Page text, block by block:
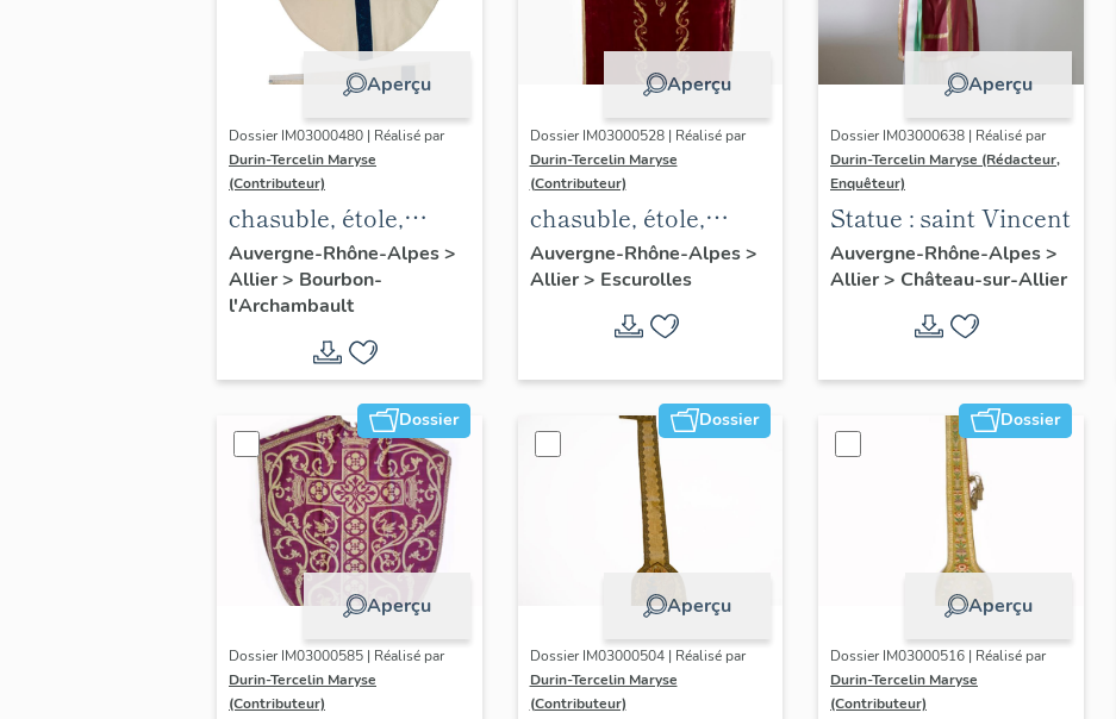
Aperçu
Dossier IM03000480 | Réalisé par
Durin-Tercelin Maryse
(Contributeur)
chasuble, étole,
ornement blanc n°2
Auvergne-Rhône-Alpes>
Allier> Bourbon-
l'Archambault
Aperçu
Dossier IM03000528 | Réalisé par
Durin-Tercelin Maryse
(Contributeur)
chasuble, étole,
manipule, voile de
calice, bourse de
corporal : ornement
Auvergne-Rhône-Alpes>
Allier> Escurolles
Aperçu
Dossier IM03000638 | Réalisé par
Durin-Tercelin Maryse (Rédacteur,
Enquêteur)
Statue : saint Vincent
Auvergne-Rhône-Alpes>
Allier> Château-sur-Allier
Dossier
Aperçu
Dossier IM03000585 | Réalisé par
Durin-Tercelin Maryse
(Contributeur)
Dossier
Aperçu
Dossier IM03000504 | Réalisé par
Durin-Tercelin Maryse
(Contributeur)
Dossier
Aperçu
Dossier IM03000516 | Réalisé par
Durin-Tercelin Maryse
(Contributeur)